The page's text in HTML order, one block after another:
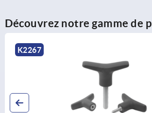
Découvrez notre gamme de
NOUVEAU